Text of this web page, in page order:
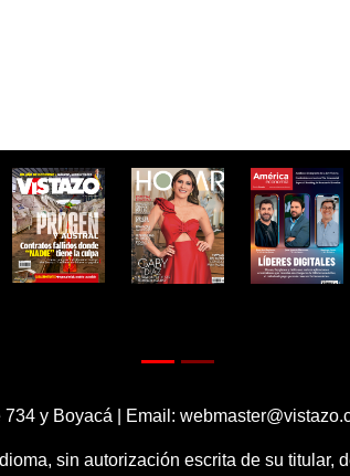
y Boyacá | Email:
sin autorización escrita de su titular,